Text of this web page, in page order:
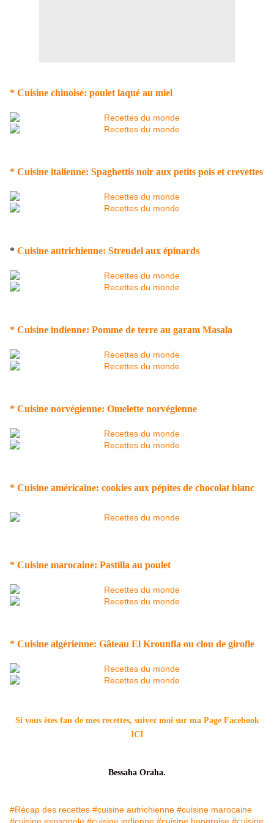
* Cuisine chinoise: poulet laqué au miel
* Cuisine italienne: Spaghettis noir aux petits pois et crevettes
* Cuisine autrichienne: Streudel aux épinards
* Cuisine indienne: Pomme de terre au garam Masala
* Cuisine norvégienne: Omelette norvégienne
* Cuisine américaine: cookies aux pépites de chocolat blanc
* Cuisine marocaine: Pastilla au poulet
* Cuisine algérienne: Gâteau El Krounfla ou clou de girofle
Si vous êtes fan de mes recettes, suivez moi sur ma Page Facebook
ICI
Bessaha Oraha.
#Récap des recettes #cuisine autrichienne #cuisine marocaine